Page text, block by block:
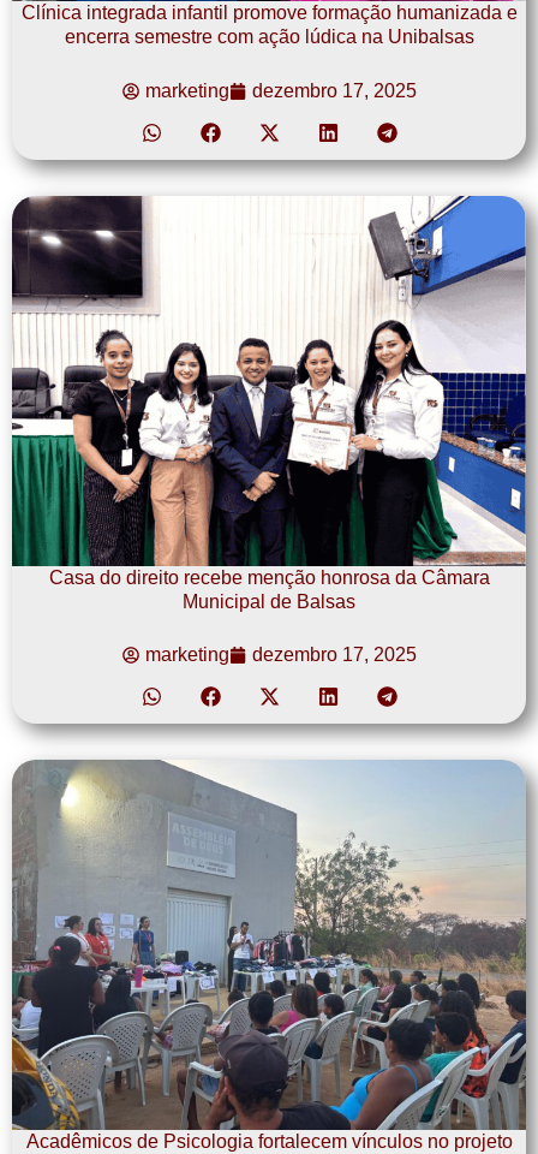
Clínica integrada infantil promove formação humanizada e
encerra semestre com ação lúdica na Unibalsas
marketing dezembro 17, 2025
Casa do direito recebe menção honrosa da Câmara
Municipal de Balsas
marketing dezembro 17, 2025
Acadêmicos de Psicologia fortalecem vínculos no projeto